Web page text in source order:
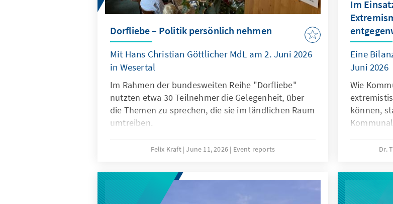
Im
Eine
Juni 2026
Wie
können,
zwei Tage
und
Dr.
Dorfliebe – Politik persönlich nehmen
Mit Hans Christian Göttlicher MdL am 2. Juni 2026
in Wesertal
Im Rahmen der bundesweiten Reihe "Dorfliebe"
nutzten etwa 30 Teilnehmer die Gelegenheit, über
die Themen zu sprechen, die sie im ländlichen Raum
umtreiben.
Felix Kraft June 11, 2026 Event reports